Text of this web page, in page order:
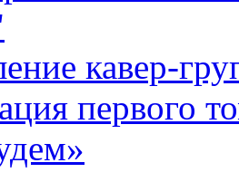
кавер-
первого